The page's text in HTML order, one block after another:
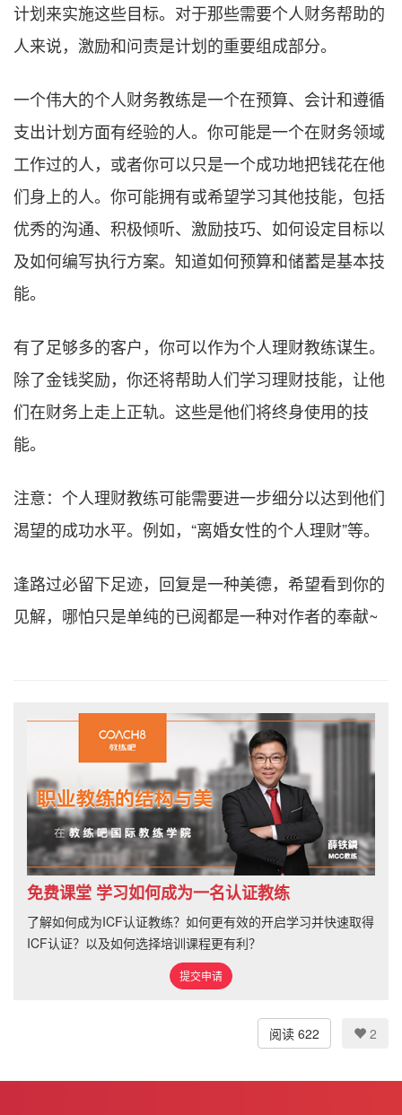
计划来实施这些目标。对于那些需要个人财务帮助的
人来说，激励和问责是计划的重要组成部分。
一个伟大的个人财务教练是一个在预算、会计和遵循
支出计划方面有经验的人。你可能是一个在财务领域
工作过的人，或者你可以只是一个成功地把钱花在他
们身上的人。你可能拥有或希望学习其他技能，包括
优秀的沟通、积极倾听、激励技巧、如何设定目标以
及如何编写执行方案。知道如何预算和储蓄是基本技
能。
有了足够多的客户，你可以作为个人理财教练谋生。
除了金钱奖励，你还将帮助人们学习理财技能，让他
们在财务上走上正轨。这些是他们将终身使用的技
能。
注意：个人理财教练可能需要进一步细分以达到他们
渴望的成功水平。例如，“离婚女性的个人理财”等。
逢路过必留下足迹，回复是一种美德，希望看到你的
见解，哪怕只是单纯的已阅都是一种对作者的奉献~
免费课堂 学习如何成为一名认证教练
了解如何成为ICF认证教练？如何更有效的开启学习并快速取得
ICF认证？以及如何选择培训课程更有利？
提交申请
阅读 622 2